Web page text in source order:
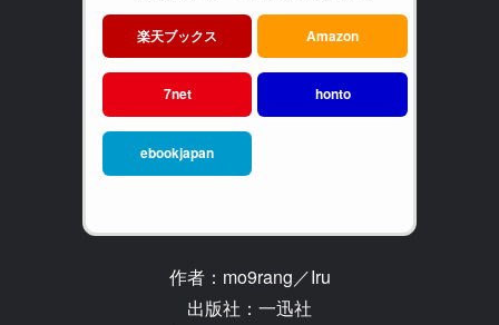
楽天ブックス Amazon
7net honto
ebookjapan
作者：mo9rang／Iru
出版社：一迅社